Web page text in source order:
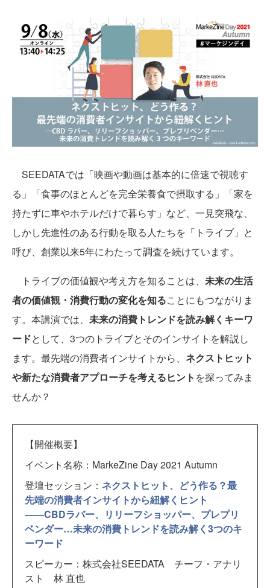
SEEDATAでは「映画や動画は基本的に倍速で視聴す
る」「食事のほとんどを完全栄養食で摂取する」「家を
持たずに車やホテルだけで暮らす」など、一見突飛な、
しかし先進性のある行動を取る人たちを「トライブ」と
呼び、創業以来5年にわたって調査を続けています。
トライブの価値観や考え方を知ることは、 未来の生活
者の価値観・消費行動の変化を知ることにもつながりま
す。本講演では、 未来の消費トレンドを読み解くキーワ
ードとして、3つのトライブとそのインサイトを解説し
ます。最先端の消費者インサイトから、 ネクストヒット
や新たな消費者アプローチを考えるヒント を探ってみま
せんか？
【開催概要】
イベント名称：MarkeZine Day 2021 Autumn
登壇セッション： ネクストヒット、どう作る？最
先端の消費者インサイトから紐解くヒント
――CBDラバー、リリーフショッパー、プレプリ
ベンダー…未来の消費トレンドを読み解く3つのキ
ーワード
スピーカー：株式会社SEEDATA チーフ・アナリ
スト 林 直也